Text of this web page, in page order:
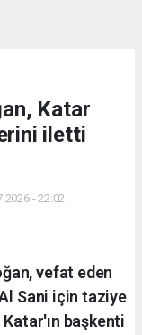
Katar
iletti
- 22:02
vefat eden
Sani için taziye
başkenti